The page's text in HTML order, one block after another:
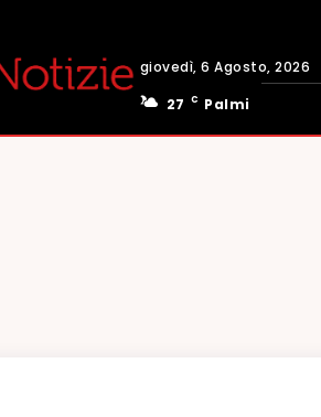
giovedì, 6 Agosto, 2026
27
C Palmi